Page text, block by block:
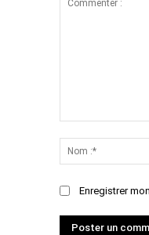
Enregistrer